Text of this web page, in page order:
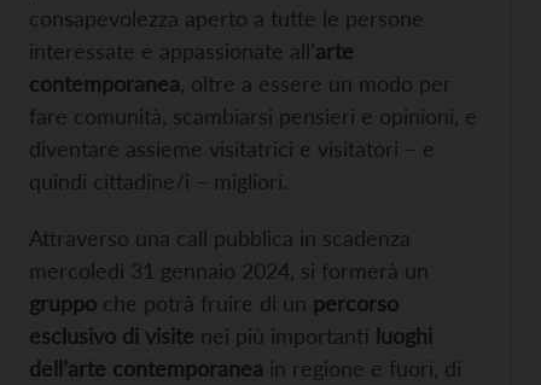
consapevolezza aperto a tutte le persone
interessate e appassionate all’arte
contemporanea , oltre a essere un modo per
fare comunità, scambiarsi pensieri e opinioni, e
diventare assieme visitatrici e visitatori – e
quindi cittadine/i – migliori.
Attraverso una call pubblica in scadenza
mercoledì 31 gennaio 2024, si formerà un
gruppo che potrà fruire di un percorso
esclusivo di visite nei più importanti luoghi
dell’arte contemporanea in regione e fuori, di